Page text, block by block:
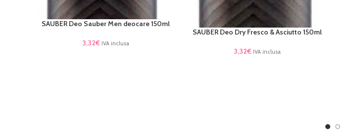
AGGIUNGI AL CARRELLO
SAUBER Deo Sauber Men deocare 150ml
3,32€ IVA inclusa
AGGIUNGI AL CARRELLO
SAUBER Deo Dry Fresco & Asciutto 150ml
3,32€ IVA inclusa